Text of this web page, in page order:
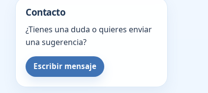
Contacto
¿Tienes una duda o quieres enviar
una sugerencia?
Escribir mensaje